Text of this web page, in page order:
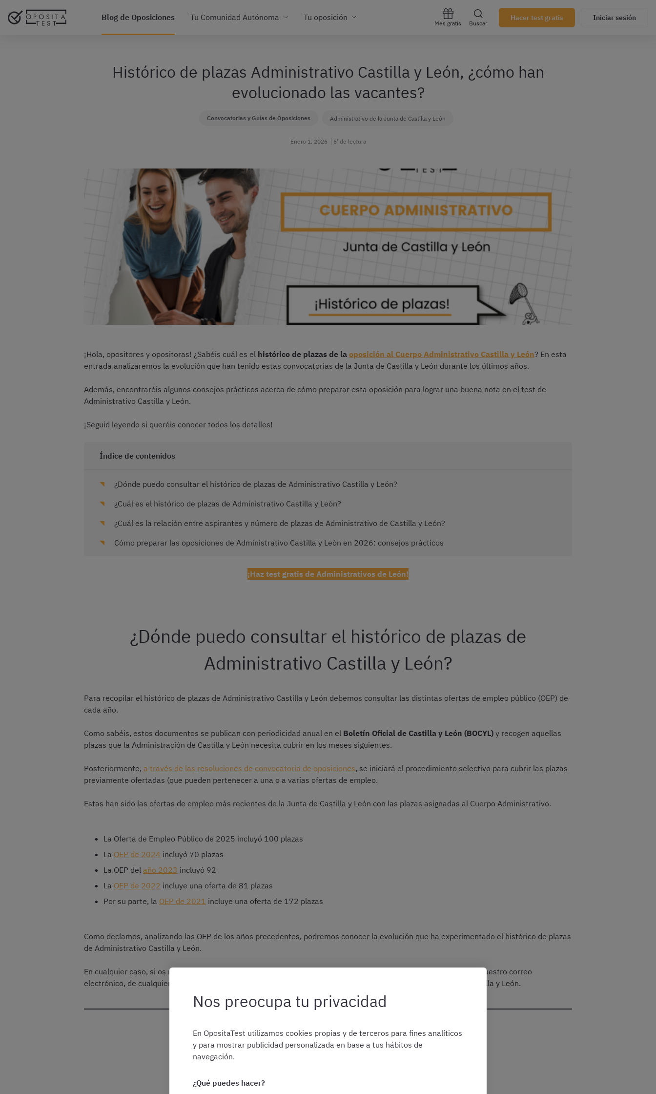
Blog de Oposiciones Tu Comunidad Autónoma Tu oposición
Mes gratis Buscar
Hacer test gratis Iniciar sesión
Histórico de plazas Administrativo Castilla y León, ¿cómo han
evolucionado las vacantes?
Convocatorias y Guías de Oposiciones Administrativo de la Junta de Castilla y León
Enero 1, 2026 6’ de lectura
¡Hola, opositores y opositoras! ¿Sabéis cuál es el histórico de plazas de la oposición al Cuerpo Administrativo Castilla y León? En esta
entrada analizaremos la evolución que han tenido estas convocatorias de la Junta de Castilla y León durante los últimos años.
Además, encontraréis algunos consejos prácticos acerca de cómo preparar esta oposición para lograr una buena nota en el test de
Administrativo Castilla y León.
¡Seguid leyendo si queréis conocer todos los detalles!
Índice de contenidos
¿Dónde puedo consultar el histórico de plazas de Administrativo Castilla y León?
¿Cuál es el histórico de plazas de Administrativo Castilla y León?
¿Cuál es la relación entre aspirantes y número de plazas de Administrativo de Castilla y León?
Cómo preparar las oposiciones de Administrativo Castilla y León en 2026: consejos prácticos
¡Haz test gratis de Administrativos de León!
¿Dónde puedo consultar el histórico de plazas de
Administrativo Castilla y León?
Para recopilar el histórico de plazas de Administrativo Castilla y León debemos consultar las distintas ofertas de empleo público (OEP) de
cada año.
Como sabéis, estos documentos se publican con periodicidad anual en el Boletín Oficial de Castilla y León (BOCYL) y recogen aquellas
plazas que la Administración de Castilla y León necesita cubrir en los meses siguientes.
Posteriormente, a través de las resoluciones de convocatoria de oposiciones, se iniciará el procedimiento selectivo para cubrir las plazas
previamente ofertadas (que pueden pertenecer a una o a varias ofertas de empleo.
Estas han sido las ofertas de empleo más recientes de la Junta de Castilla y León con las plazas asignadas al Cuerpo Administrativo.
La Oferta de Empleo Público de 2025 incluyó 100 plazas
La OEP de 2024 incluyó 70 plazas
La OEP del año 2023 incluyó 92
La OEP de 2022 incluye una oferta de 81 plazas
Por su parte, la OEP de 2021 incluye una oferta de 172 plazas
Como decíamos, analizando las OEP de los años precedentes, podremos conocer la evolución que ha experimentado el histórico de plazas
de Administrativo Castilla y León.
En cualquier caso, si os registráis en OpositaTest, os mantendremos informados/as periódicamente, a través de vuestro correo
electrónico, de cualquier novedad que se produzca en relación con estas y otras plazas de Administrativo de Castilla y León.
¡No os perdáis ni una convocatoria!
Registraos gratis y os avisaremos por email de todas las fechas clave.
Nos preocupa tu privacidad
En OpositaTest utilizamos cookies propias y de terceros para fines analíticos
y para mostrar publicidad personalizada en base a tus hábitos de
navegación.
¿Qué puedes hacer?